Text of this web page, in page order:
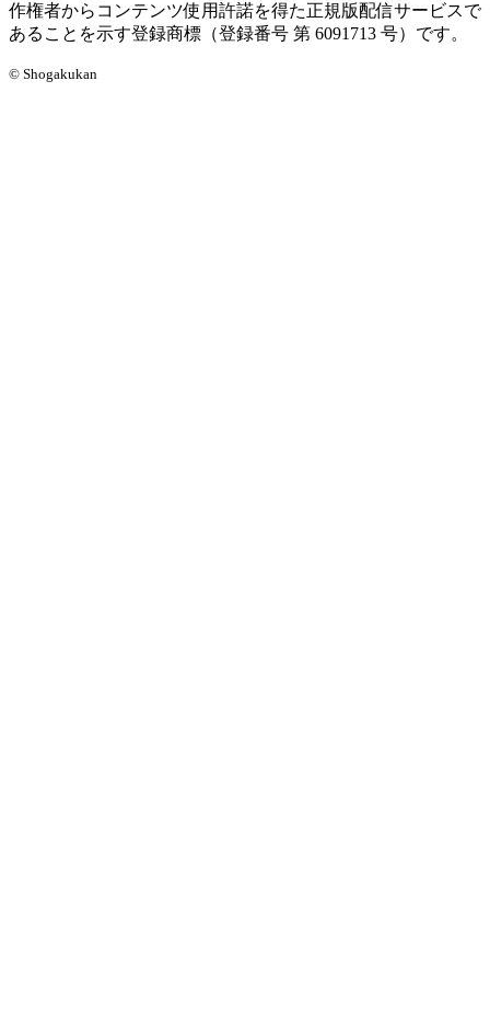
作権者からコンテンツ使用許諾を得た正規版配信サービスで
あることを示す登録商標（登録番号 第 6091713 号）です。
© Shogakukan